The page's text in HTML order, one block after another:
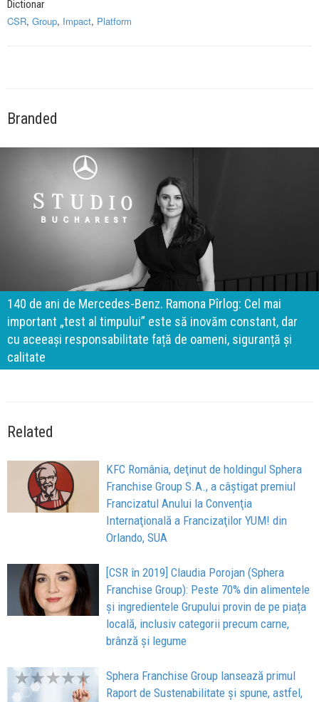
Dictionar
CSR, Group, Impact, Platform
Branded
140 de ani de Mercedes-Benz. Ramona Pîrlog: Cel mai
important „test al timpului” este să inovăm constant, dar
cu aceeași responsabilitate față de oameni, siguranță și
calitate
Related
KFC România, deţinut de holdingul Sphera
Franchise Group S.A., a câştigat premiul
Francizatul Anului la Convenţia
Internaţională a Francizaţilor YUM! din
Orlando, SUA
[CSR în 2019] Claudia Porojan (Sphera
Franchise Group): Peste 70% din alimentele
și ingredientele Grupului provin de pe piața
locală, inclusiv categorii precum carne,
brânză și legume
Sphera Franchise Group lansează primul
Raport de Sustenabilitate și spune, astfel,